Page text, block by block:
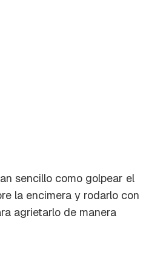
sencillo como golpear el
la encimera y rodarlo con
agrietarlo de manera